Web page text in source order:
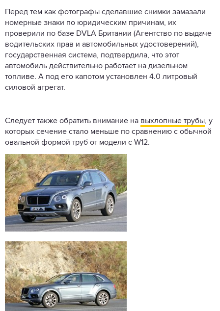
Перед тем как фотографы сделавшие снимки замазали
номерные знаки по юридическим причинам, их
проверили по базе DVLA Британии (Агентство по выдаче
водительских прав и автомобильных удостоверений),
государственная система, подтвердила, что этот
автомобиль действительно работает на дизельном
топливе. А под его капотом установлен 4.0 литровый
силовой агрегат.
Следует также обратить внимание на выхлопные трубы, у
которых сечение стало меньше по сравнению с обычной
овальной формой труб от модели с W12.